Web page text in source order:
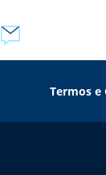
Termos e